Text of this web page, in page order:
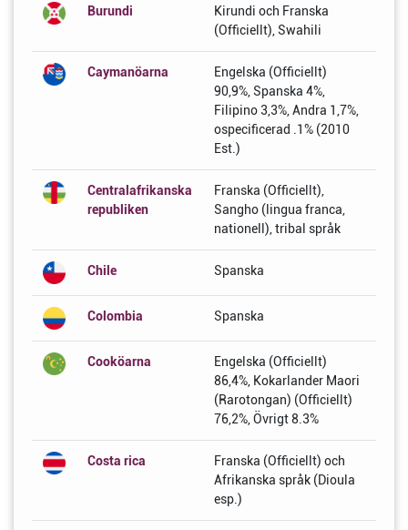
Burundi
Kirundi och Franska
(Officiellt), Swahili
Caymanöarna
Engelska (Officiellt)
90,9%, Spanska 4%,
Filipino 3,3%, Andra 1,7%,
ospecificerad .1% (2010
Est.)
Centralafrikanska
republiken
Franska (Officiellt),
Sangho (lingua franca,
nationell), tribal språk
Chile Spanska
Colombia Spanska
Cooköarna
Engelska (Officiellt)
86,4%, Kokarlander Maori
(Rarotongan) (Officiellt)
76,2%, Övrigt 8.3%
Costa rica
Franska (Officiellt) och
Afrikanska språk (Dioula
esp.)